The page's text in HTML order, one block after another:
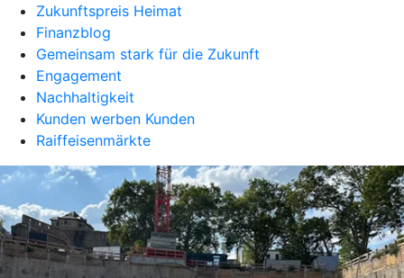
Zukunftspreis Heimat
Finanzblog
Gemeinsam stark für die Zukunft
Engagement
Nachhaltigkeit
Kunden werben Kunden
Raiffeisenmärkte